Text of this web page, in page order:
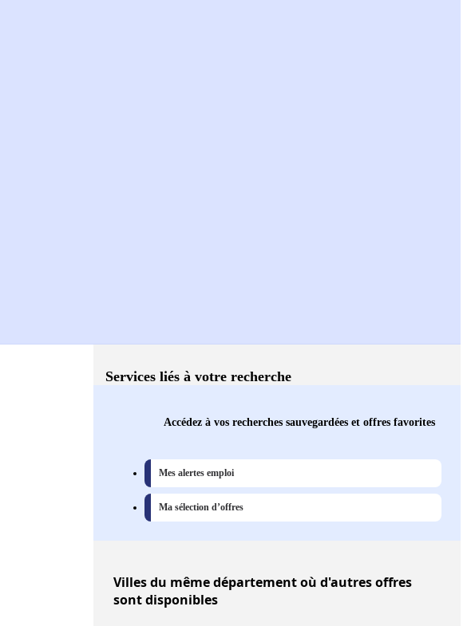
Services liés à votre recherche
Accédez à vos recherches sauvegardées et offres favorites
Mes alertes emploi
Ma sélection d’offres
Villesdu même département où d'autres offres
sont disponibles